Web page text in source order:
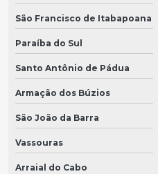
São Francisco de Itabapoana
Paraíba do Sul
Santo Antônio de Pádua
Armação dos Búzios
São João da Barra
Vassouras
Arraial do Cabo